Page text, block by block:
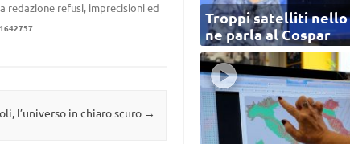
redazione refusi, imprecisioni ed
l’universo in chiaro scuro →
Troppi satelliti nello
ne parla al Cospar